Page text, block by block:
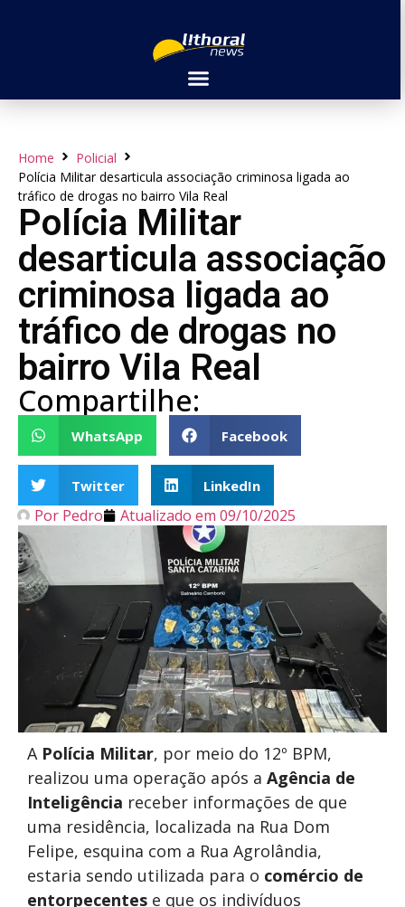
Home
Policial
Polícia Militar desarticula associação criminosa ligada ao
tráfico de drogas no bairro Vila Real
Polícia Militar
desarticula associação
criminosa ligada ao
tráfico de drogas no
bairro Vila Real
Compartilhe:
WhatsApp Facebook
Twitter LinkedIn
Por Pedro Atualizado em 09/10/2025
A Polícia Militar, por meio do 12º BPM,
realizou uma operação após a Agência de
Inteligência receber informações de que
uma residência, localizada na Rua Dom
Felipe, esquina com a Rua Agrolândia,
estaria sendo utilizada para o comércio de
entorpecentes e que os indivíduos